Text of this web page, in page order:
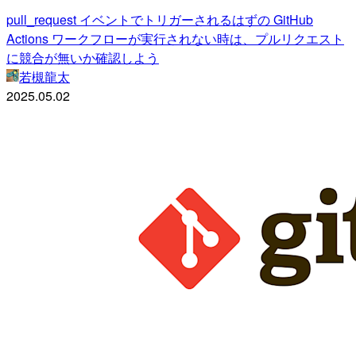
pull_request イベントでトリガーされるはずの GitHub
Actions ワークフローが実行されない時は、プルリクエスト
に競合が無いか確認しよう
若槻龍太
2025.05.02